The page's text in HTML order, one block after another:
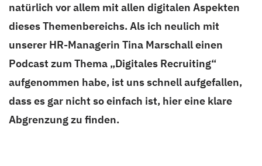
natürlich vor allem mit allen digitalen Aspekten
dieses Themenbereichs. Als ich neulich mit
unserer HR-Managerin Tina Marschall einen
Podcast zum Thema „Digitales Recruiting“
aufgenommen habe, ist uns schnell aufgefallen,
dass es gar nicht so einfach ist, hier eine klare
Abgrenzung zu finden.